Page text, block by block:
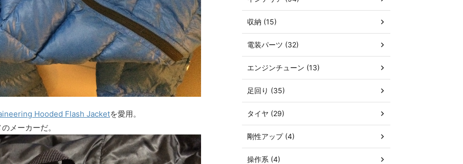
Hooded Flash Jacketを愛用。
メーカーだ。
収納 (15)
電装パーツ (32)
エンジンチューン (13)
足回り (35)
タイヤ (29)
剛性アップ (4)
操作系 (4)